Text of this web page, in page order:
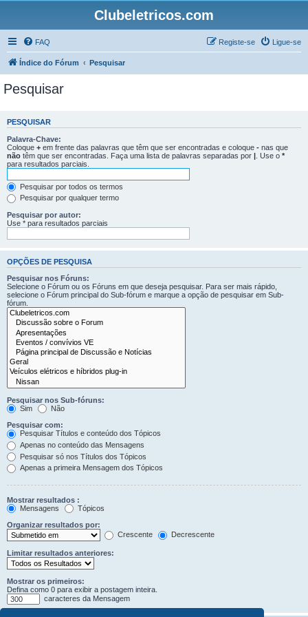
Clubeletricos.com
FAQ Ligue-se
Registe-se
Índice do Fórum Pesquisar
Pesquisar
PESQUISAR
Palavra-Chave:
Coloque + em frente das palavras que têm que ser encontradas e coloque - nas que
não têm que ser encontradas. Faça uma lista de palavras separadas por | . Use o *
para resultados parciais.
Pesquisar por todos os termos
Pesquisar por qualquer termo
Pesquisar por autor:
Use * para resultados parciais
OPÇÕES DE PESQUISA
Pesquisar nos Fóruns:
Selecione o Fórum ou os Fóruns em que deseja pesquisar. Para ser mais rápido,
selecione o Fórum principal do Sub-fórum e marque a opção de pesquisar em Sub-
fórum.
Pesquisar nos Sub-fóruns:
Sim
Não
Pesquisar com:
Pesquisar Títulos e conteúdo dos Tópicos
Apenas no conteúdo das Mensagens
Pesquisar só nos Títulos dos Tópicos
Apenas a primeira Mensagem dos Tópicos
Mostrar resultados :
Mensagens
Tópicos
Organizar resultados por:
Crescente
Decrescente
Limitar resultados anteriores:
Mostrar os primeiros:
Defina como 0 para exibir a postagem inteira.
caracteres da Mensagem